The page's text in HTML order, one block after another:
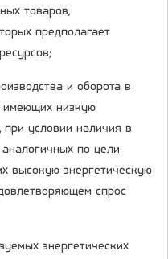
товаров,
предполагает
и оборота в
имеющих низкую
при условии наличия в
по цели
высокую энергетическую
спрос
энергетических